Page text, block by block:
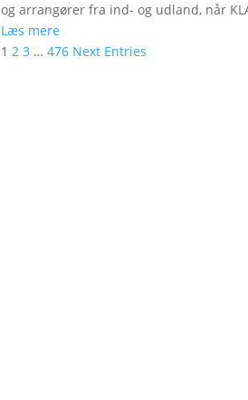
og arrangører fra ind- og udland, når
Læs mere
1 2 3 … 476 Next Entries